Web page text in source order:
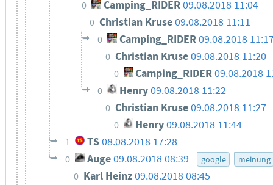
0 Camping_RIDER 09.08.2018 11:04
0 Christian Kruse09.08.2018 11:11
0 Camping_RIDER09.08.2018
0 Christian Kruse09.08.2018 11:20
0 Camping_RIDER09.08.2018
0 Henry09.08.2018 11:22
0 Christian Kruse09.08.2018 11:27
0 Henry09.08.2018 11:44
1 TS08.08.2018 17:28
0 Auge09.08.2018 08:39 google meinung
0 Karl Heinz09.08.2018 08:45